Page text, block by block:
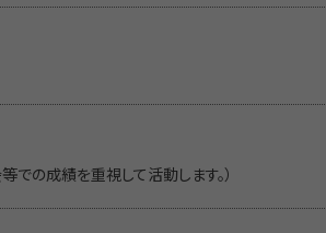
での成績を重視して活動します。）